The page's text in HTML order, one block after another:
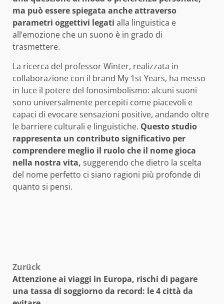
ma può essere spiegata anche attraverso
parametri oggettivi legati alla linguistica e
all’emozione che un suono è in grado di
trasmettere.
La ricerca del professor Winter, realizzata in
collaborazione con il brand My 1st Years, ha messo
in luce il potere del fonosimbolismo: alcuni suoni
sono universalmente percepiti come piacevoli e
capaci di evocare sensazioni positive, andando oltre
le barriere culturali e linguistiche. Questo studio
rappresenta un contributo significativo per
comprendere meglio il ruolo che il nome gioca
nella nostra vita, suggerendo che dietro la scelta
del nome perfetto ci siano ragioni più profonde di
quanto si pensi.
Beitragsnavigation
Zurück
Attenzione ai viaggi in Europa, rischi di pagare
una tassa di soggiorno da record: le 4 città da